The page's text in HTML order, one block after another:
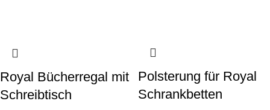
Royal Bücherregal mit
Schreibtisch
Polsterung für Royal
Schrankbetten